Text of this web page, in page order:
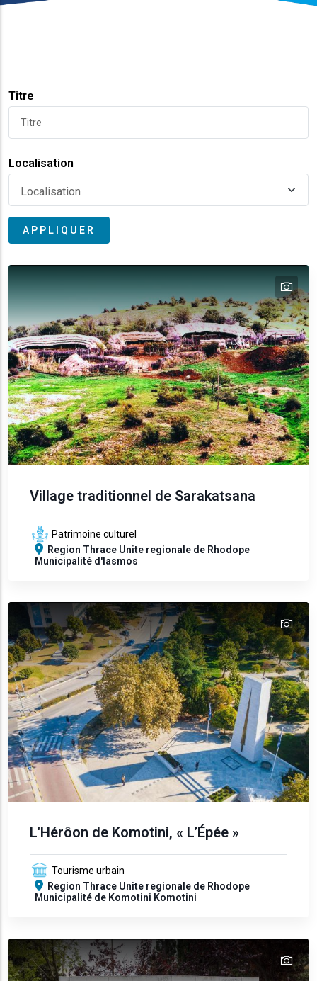
Titre
Localisation
text
Village traditionnel de Sarakatsana
Patrimoine culturel
Region Thrace Unite regionale de Rhodope
Municipalité d'Iasmos
text
L'Hérôon de Komotini, « L’Épée »
Tourisme urbain
Region Thrace Unite regionale de Rhodope
Municipalité de Komotini Komotini
text
text